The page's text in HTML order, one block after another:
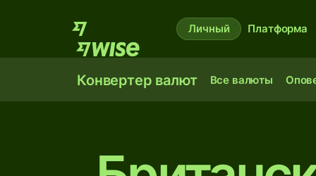
Личный Платформа
Конвертер валют Все валюты